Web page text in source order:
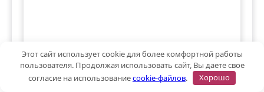
Психологический тест:
Этот сайт использует cookie для более комфортной работы
пользователя. Продолжая использовать сайт, Вы даете свое
согласие на использованиеcookie-файлов. Хорошо